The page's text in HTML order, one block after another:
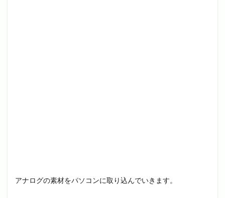
アナログの素材をパソコンに取り込んでいきます。